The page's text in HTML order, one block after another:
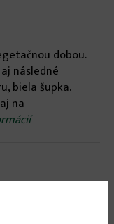
dobou.
následné
biela šupka.
na